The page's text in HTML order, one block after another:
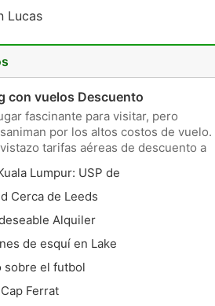
Lucas
con vuelos Descuento
fascinante para visitar, pero
por los altos costos de vuelo.
tarifas aéreas de descuento a
ahorrar en su vuelo, más el
Lumpur: USP de
Cerca de Leeds
Alquiler
de esquí en Lake
sobre el futbol
Ferrat